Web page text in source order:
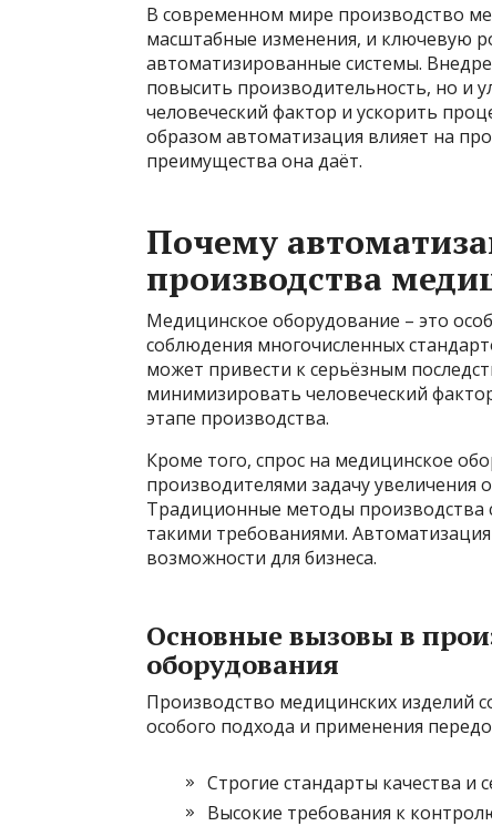
В современном мире производство
масштабные изменения, и ключевую
автоматизированные системы.
повысить производительность, но и
человеческий фактор и ускорить
образом автоматизация влияет на
преимущества она даёт.
Почему
производства
Медицинское оборудование – это
соблюдения многочисленных
может привести к серьёзным
минимизировать человеческий
этапе производства.
Кроме того, спрос на медицинское
производителями задачу увеличения
Традиционные методы производства
такими требованиями.
возможности для бизнеса.
Основные вызовы в
оборудования
Производство медицинских изделий
особого подхода и применения
Строгие стандарты качества и
Высокие требования к